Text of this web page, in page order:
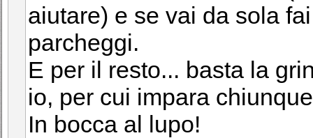
aiutare) e se vai da sola
parcheggi.
E per il resto... basta la
io, per cui impara
In bocca al lupo!